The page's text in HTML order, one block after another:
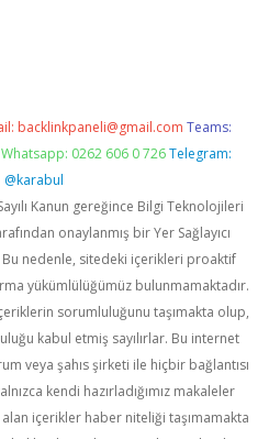
backlinkpaneli@gmail.com Teams:
Whatsapp: 0262 606 0 726 Telegram:
@karabul
Kanun gereğince Bilgi Teknolojileri
onaylanmış bir Yer Sağlayıcı
nedenle, sitedeki içerikleri proaktif
yükümlülüğümüz bulunmamaktadır.
sorumluluğunu taşımakta olup,
kabul etmiş sayılırlar. Bu internet
veya şahıs şirketi ile hiçbir bağlantısı
kendi hazırladığımız makaleler
içerikler haber niteliği taşımamakta